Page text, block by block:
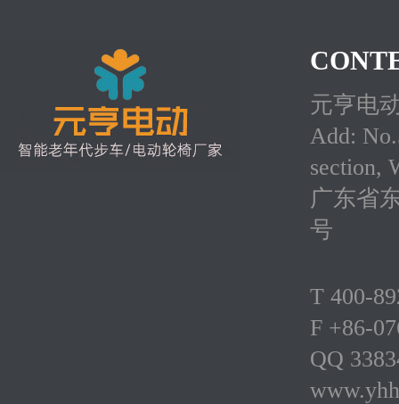
元亨电
Add:
section,
广东省
号
T 400-
F +86-
QQ